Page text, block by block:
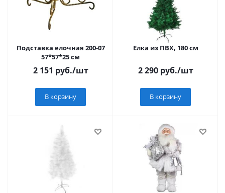
Подставка елочная 200-07
57*57*25 см
2 151 руб./шт
В корзину
Елка из ПВХ, 180 см
2 290руб./шт
В корзину